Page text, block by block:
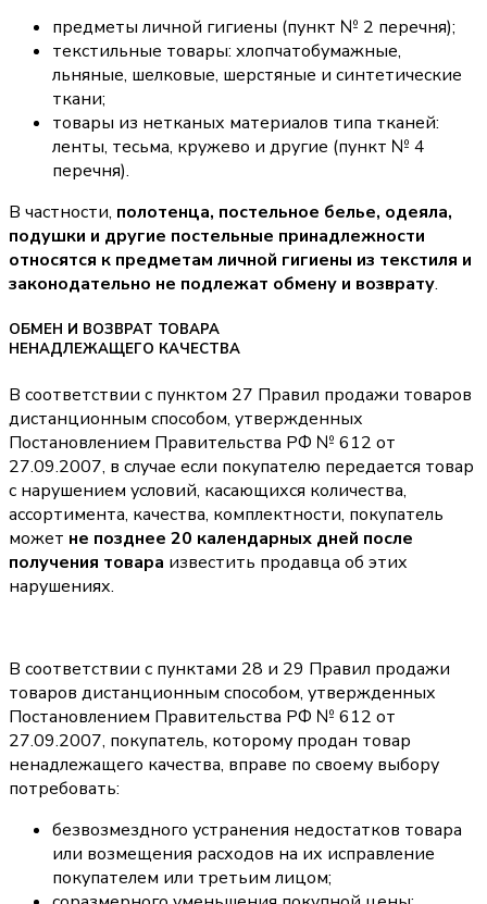
предметы личной гигиены (пункт № 2 перечня);
текстильные товары: хлопчатобумажные,
льняные, шелковые, шерстяные и синтетические
ткани;
товары из нетканых материалов типа тканей:
ленты, тесьма, кружево и другие (пункт № 4
перечня).
В частности, полотенца, постельное белье, одеяла,
подушки и другие постельные принадлежности
относятся к предметам личной гигиены из текстиля и
законодательно не подлежат обмену и возврату.
ОБМЕН И ВОЗВРАТ ТОВАРА
НЕНАДЛЕЖАЩЕГО КАЧЕСТВА
В соответствии с пунктом 27 Правил продажи товаров
дистанционным способом, утвержденных
Постановлением Правительства РФ № 612 от
27.09.2007, в случае если покупателю передается товар
с нарушением условий, касающихся количества,
ассортимента, качества, комплектности, покупатель
может не позднее 20 календарных дней после
получения товара известить продавца об этих
нарушениях.
В соответствии с пунктами 28 и 29 Правил продажи
товаров дистанционным способом, утвержденных
Постановлением Правительства РФ № 612 от
27.09.2007, покупатель, которому продан товар
ненадлежащего качества, вправе по своему выбору
потребовать:
безвозмездного устранения недостатков товара
или возмещения расходов на их исправление
покупателем или третьим лицом;